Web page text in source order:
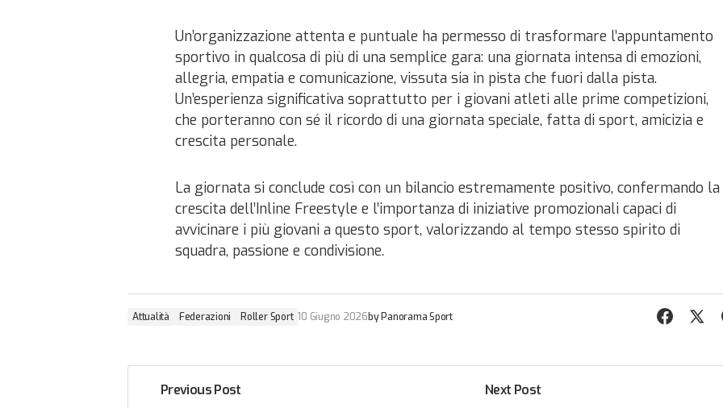
Un’organizzazione attenta e puntuale ha permesso di trasformare l’appuntamento
sportivo in qualcosa di più di una semplice gara: una giornata intensa di emozioni,
allegria, empatia e comunicazione, vissuta sia in pista che fuori dalla pista.
Un’esperienza significativa soprattutto per i giovani atleti alle prime competizioni,
che porteranno con sé il ricordo di una giornata speciale, fatta di sport, amicizia e
crescita personale.
La giornata si conclude così con un bilancio estremamente positivo, confermando la
crescita dell’Inline Freestyle e l’importanza di iniziative promozionali capaci di
avvicinare i più giovani a questo sport, valorizzando al tempo stesso spirito di
squadra, passione e condivisione.
Attualità Federazioni Roller Sport 10 Giugno 2026byPanorama Sport
Previous Post
Next Post